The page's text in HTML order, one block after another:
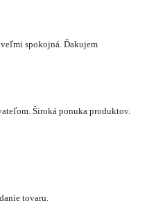
spokojná. Ďakujem
Široká ponuka produktov.
tovaru.